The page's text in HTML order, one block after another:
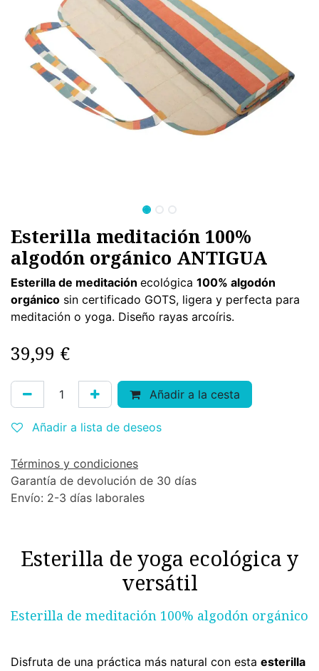
Esterilla meditación 100%
algodón orgánico ANTIGUA
Esterilla de meditación ecológica 100% algodón
orgánico sin certificado GOTS, ligera y perfecta para
meditación o yoga. Diseño rayas arcoíris.
39,99 €
Añadir a la cesta
Añadir a lista de deseos
Términos y condiciones
Garantía de devolución de 30 días
Envío: 2-3 días laborales
Esterilla de yoga ecológica y
versátil
Esterilla de meditación 100% algodón orgánico
Disfruta de una práctica más natural con esta esterilla